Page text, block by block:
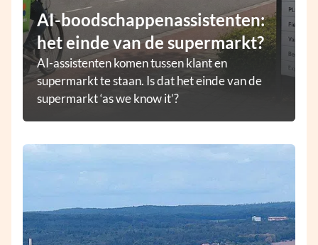
AI-boodschappenassistenten:
het einde van de supermarkt?
AI-assistenten komen tussen klant en
supermarkt te staan. Is dat het einde van de
supermarkt ‘as we know it’?